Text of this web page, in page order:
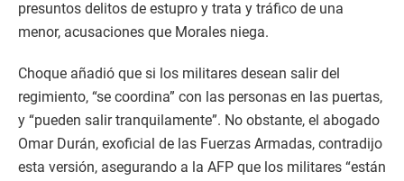
presuntos delitos de estupro y trata y tráfico de una
menor, acusaciones que Morales niega.
Choque añadió que si los militares desean salir del
regimiento, “se coordina” con las personas en las puertas,
y “pueden salir tranquilamente”. No obstante, el abogado
Omar Durán, exoficial de las Fuerzas Armadas, contradijo
esta versión, asegurando a la AFP que los militares “están